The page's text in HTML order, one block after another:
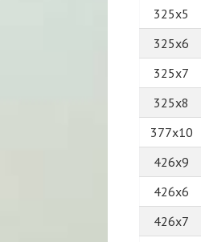
325х5
325х6
325х7
325х8
377х10
426х9
426х6
426х7